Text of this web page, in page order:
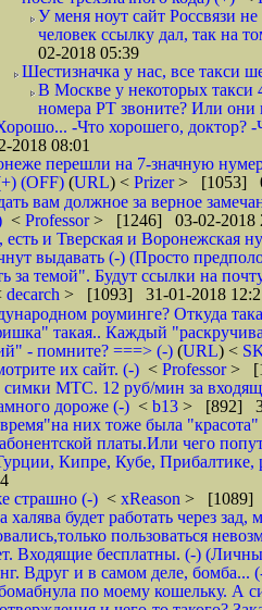
У меня ноут сайт Россвязи
человек ссылку дал, так на
02-2018 05:39
Шестизначка у нас, все такси
В Москве у некоторых такси
номера РТ звоните? Или они
-Что хорошего, доктор?
2018 08:01
перешли на 7-значную
(OFF) (URL) < Prizer> [1053]
вам должное за верное
< Professor> [1246] 03-02-2018
и Тверская и Воронежская
выдавать (-) (Просто
за темой". Будут ссылки на
decarch > [1093] 31-01-2018
роуминге? Откуда
такая.. Каждый
- помните? ===> (-) (URL) <
их сайт. (-) < Professor>
МТС. 12 руб/мин за
дороже (-) < b13 > [892]
них тоже была
платы.Или чего
Кипре, Кубе,
страшно (-) < xReason > [1089]
халява будет работать через
пользоваться
Входящие бесплатны. (-)
Вдруг и в самом деле, бомба...
по моему кошельку. А